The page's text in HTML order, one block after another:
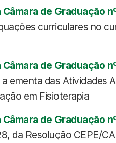
de Graduação
curriculares no
de Graduação
ementa das Atividades
em Fisioterapia
de Graduação
da Resolução CEPE/